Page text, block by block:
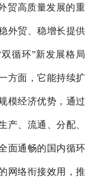
贸高质量发展的重
外贸、稳增长提供
循环”新发展格局
方面，它能持续扩
模经济优势，通过
产、流通、分配、
面通畅的国内循环
网络衔接效用，推